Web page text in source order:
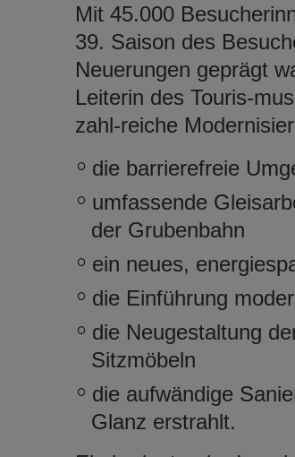
Mit 45.000
39. Saison des
Neuerungen geprägt
Leiterin des Touris-
zahl-reiche
die barrierefreie
umfassende
der Grubenbahn
ein neues,
die Einführung
die Neugestaltung
Sitzmöbeln
die aufwändige
Glanz erstrahlt.